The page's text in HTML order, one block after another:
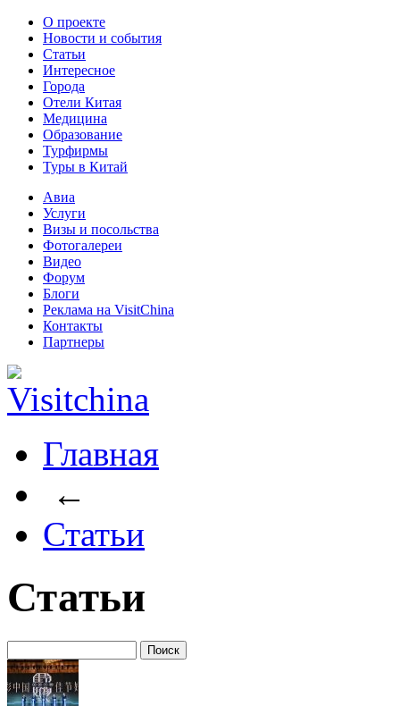
О проекте
Новости и события
Статьи
Интересное
Города
Отели Китая
Медицина
Образование
Турфирмы
Туры в Китай
Авиа
Услуги
Визы и посольства
Фотогалереи
Видео
Форум
Блоги
Реклама на VisitChina
Контакты
Партнеры
Главная
←
Статьи
Статьи